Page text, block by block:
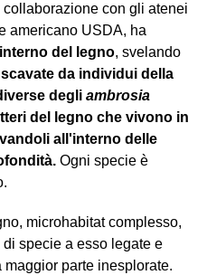
con gli atenei
americano USDA, ha
del legno, svelando
da individui della
degli ambrosia
del legno che vivono in
all'interno delle
Ogni specie è
microhabitat complesso,
specie a esso legate e
parte inesplorate.